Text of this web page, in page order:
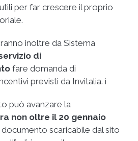
utili per far crescere il proprio
inoltre da Sistema
di
fare domanda di
previsti da Invitalia. ì
può avanzare la
non oltre il 20 gennaio
documento scaricabile dal sito